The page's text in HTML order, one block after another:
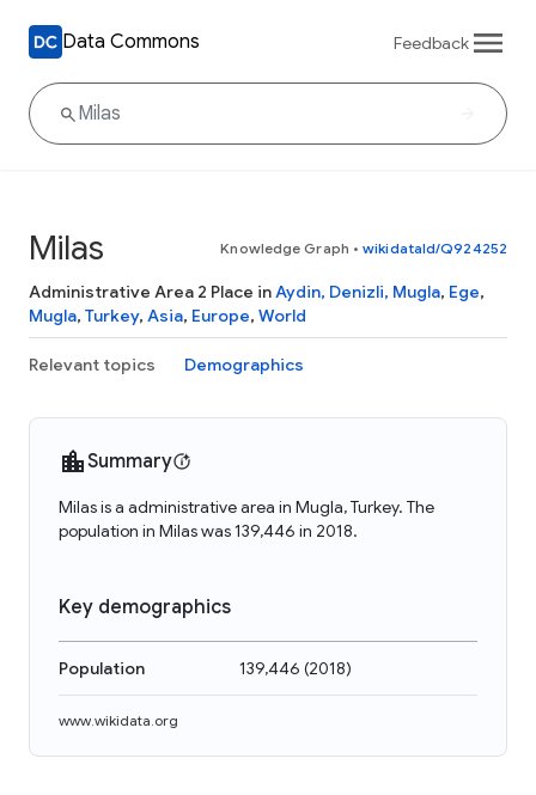
Data Commons Feedback
Milas Knowledge Graph • wikidataId/Q924252
Administrative Area 2 Place inAydin, Denizli, Mugla, Ege,
Mugla, Turkey, Asia, Europe, World
Relevant topics Demographics
Summary
Milas is a administrative area in Mugla, Turkey. The
population in Milas was 139,446 in 2018.
Key demographics
Population 139,446 (2018)
www.wikidata.org